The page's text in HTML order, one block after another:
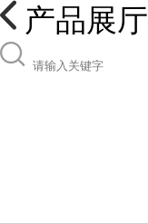
产品展厅